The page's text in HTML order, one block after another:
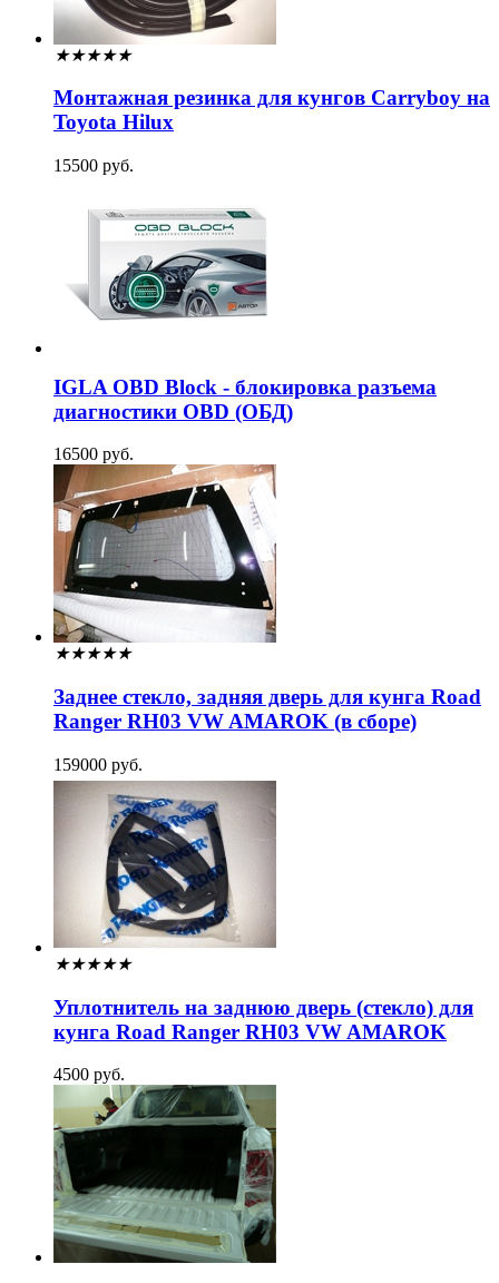
★★★★★
Монтажная резинка для кунгов Carryboy на
Toyota Hilux
15500 руб.
IGLA OBD Block - блокировка разъема
диагностики OBD (ОБД)
16500 руб.
★★★★★
Заднее стекло, задняя дверь для кунга Road
Ranger RH03 VW AMAROK (в сборе)
159000 руб.
★★★★★
Уплотнитель на заднюю дверь (стекло) для
кунга Road Ranger RH03 VW AMAROK
4500 руб.